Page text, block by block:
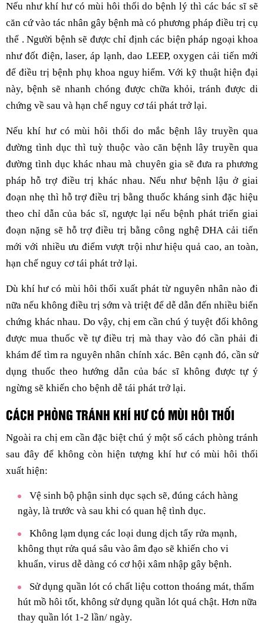
Nếu như khí hư có mùi hôi thối do bệnh lý thì các bác sĩ sẽ
căn cứ vào tác nhân gây bệnh mà có phương pháp điều trị cụ
thể . Người bệnh sẽ được chỉ định các biện pháp ngoại khoa
như đốt điện, laser, áp lạnh, dao LEEP, oxygen cải tiến mới
để điều trị bệnh phụ khoa nguy hiểm. Với kỹ thuật hiện đại
này, bệnh sẽ nhanh chóng được chữa khỏi, tránh được di
chứng về sau và hạn chế nguy cơ tái phát trở lại.
Nếu khí hư có mùi hôi thối do mắc bệnh lây truyền qua
đường tình dục thì tuỳ thuộc vào căn bệnh lây truyền qua
đường tình dục khác nhau mà chuyên gia sẽ đưa ra phương
pháp hỗ trợ điều trị khác nhau. Nếu như bệnh lậu ở giai
đoạn nhẹ thì hỗ trợ điều trị bằng thuốc kháng sinh đặc hiệu
theo chỉ dẫn của bác sĩ, ngược lại nếu bệnh phát triển giai
đoạn nặng sẽ hỗ trợ điều trị bằng công nghệ DHA cải tiến
mới với nhiều ưu điểm vượt trội như hiệu quả cao, an toàn,
hạn chế nguy cơ tái phát trở lại.
Dù khí hư có mùi hôi thối xuất phát từ nguyên nhân nào đi
nữa nếu không điều trị sớm và triệt để dễ dẫn đến nhiều biến
chứng khác nhau. Do vậy, chị em cần chú ý tuyệt đối không
được mua thuốc về tự điều trị mà thay vào đó cần phải đi
khám để tìm ra nguyên nhân chính xác. Bên cạnh đó, cần sử
dụng thuốc theo hướng dẫn của bác sĩ không được tự ý
ngừng sẽ khiến cho bệnh dễ tái phát trở lại.
CÁCH PHÒNG TRÁNH KHÍ HƯ CÓ MÙI HÔI THỐI
Ngoài ra chị em cần đặc biệt chú ý một số cách phòng tránh
sau đây để không còn hiện tượng khí hư có mùi hôi thối
xuất hiện:
Vệ sinh bộ phận sinh dục sạch sẽ, đúng cách hàng
ngày, là trước và sau khi có quan hệ tình dục.
Không lạm dụng các loại dung dịch tẩy rửa mạnh,
không thụt rửa quá sâu vào âm đạo sẽ khiến cho vi
khuẩn, virus dễ dàng có cơ hội xâm nhập gây bệnh.
Sử dụng quần lót có chất liệu cotton thoáng mát, thấm
hút mồ hôi tốt, không sử dụng quần lót quá chật. Hơn nữa
thay quần lót 1-2 lần/ ngày.